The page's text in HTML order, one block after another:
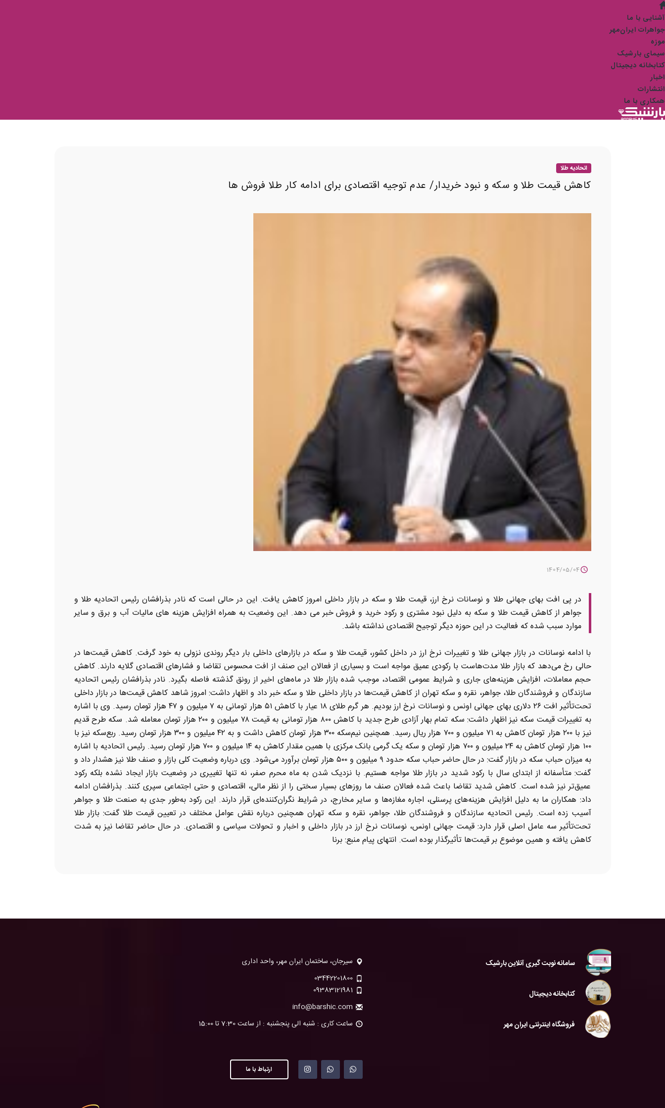
آشنایی با ما
جواهرات ایران‌مهر
موزه
سیمای بارشیک
کتابخانه دیجیتال
اخبار
انتشارات
همکاری با ما
اتحادیه طلا
کاهش قیمت طلا و سکه و نبود خریدار/ عدم توجیه اقتصادی برای ادامه کار طلا فروش ها
1404/05/04
در پی افت بهای جهانی طلا و نوسانات نرخ ارز، قیمت طلا و سکه در بازار داخلی امروز کاهش یافت. این در حالی است که نادر بذرافشان رئیس اتحادیه طلا و
جواهر از کاهش قیمت طلا و سکه به دلیل نبود مشتری و رکود خرید و فروش خبر می دهد. این وضعیت به همراه افزایش هزینه های مالیات آب و برق و سایر
موارد سبب شده که فعالیت در این حوزه دیگر توجیح اقتصادی نداشته باشد.
با ادامه نوسانات در بازار جهانی طلا و تغییرات نرخ ارز در داخل کشور، قیمت طلا و سکه در بازارهای داخلی بار دیگر روندی نزولی به خود گرفت. کاهش قیمت‌ها در
حالی رخ می‌دهد که بازار طلا مدت‌هاست با رکودی عمیق مواجه است و بسیاری از فعالان این صنف از افت محسوس تقاضا و فشارهای اقتصادی گلایه دارند. کاهش
حجم معاملات، افزایش هزینه‌های جاری و شرایط عمومی اقتصاد، موجب شده بازار طلا در ماه‌های اخیر از رونق گذشته فاصله بگیرد. نادر بذرافشان رئیس اتحادیه
سازندگان و فروشندگان طلا، جواهر، نقره و سکه تهران از کاهش قیمت‌ها در بازار داخلی طلا و سکه خبر داد و اظهار داشت: امروز شاهد کاهش قیمت‌ها در بازار داخلی
تحت‌تأثیر افت ۲۶ دلاری بهای جهانی اونس و نوسانات نرخ ارز بودیم. هر گرم طلای ۱۸ عیار با کاهش ۵۱ هزار تومانی به ۷ میلیون و ۴۷ هزار تومان رسید. وی با اشاره
به تغییرات قیمت سکه نیز اظهار داشت: سکه تمام بهار آزادی طرح جدید با کاهش ۸۰۰ هزار تومانی به قیمت ۷۸ میلیون و ۲۰۰ هزار تومان معامله شد. سکه طرح قدیم
نیز با ۲۰۰ هزار تومان کاهش به ۷۱ میلیون و ۷۰۰ هزار ریال رسید. همچنین نیم‌سکه ۳۰۰ هزار تومان کاهش داشت و به ۴۲ میلیون و ۳۰۰ هزار تومان رسید. ربع‌سکه نیز با
۱۰۰ هزار تومان کاهش به ۲۴ میلیون و ۷۰۰ هزار تومان و سکه یک گرمی بانک مرکزی با همین مقدار کاهش به ۱۴ میلیون و ۷۰۰ هزار تومان رسید. رئیس اتحادیه با اشاره
به میزان حباب سکه در بازار گفت: در حال حاضر حباب سکه حدود ۹ میلیون و ۵۰۰ هزار تومان برآورد می‌شود. وی درباره وضعیت کلی بازار و صنف طلا نیز هشدار داد و
گفت: متأسفانه از ابتدای سال با رکود شدید در بازار طلا مواجه هستیم. با نزدیک شدن به ماه محرم صفر، نه تنها تغییری در وضعیت بازار ایجاد نشده بلکه رکود
عمیق‌تر نیز شده است. کاهش شدید تقاضا باعث شده فعالان صنف ما روز‌های بسیار سختی را از نظر مالی، اقتصادی و حتی اجتماعی سپری کنند. بذرافشان ادامه
داد: همکاران ما به دلیل افزایش هزینه‌های پرسنلی، اجاره مغازه‌ها و سایر مخارج، در شرایط نگران‌کننده‌ای قرار دارند. این رکود به‌طور جدی به صنعت طلا و جواهر
آسیب زده است. رئیس اتحادیه سازندگان و فروشندگان طلا، جواهر، نقره و سکه تهران همچنین درباره نقش عوامل مختلف در تعیین قیمت طلا گفت: بازار طلا
تحت‌تأثیر سه عامل اصلی قرار دارد: قیمت جهانی اونس، نوسانات نرخ ارز در بازار داخلی و اخبار و تحولات سیاسی و اقتصادی. در حال حاضر تقاضا نیز به شدت
کاهش یافته و همین موضوع بر قیمت‌ها تأثیرگذار بوده است. انتهای پیام منبع: برنا
سامانه نوبت گیری آنلاین بارشیک
کتابخانه دیجیتال
فروشگاه اینترنتی ایران مهر
سیرجان، ساختمان ایران مهر، واحد اداری
03442201800
09383121981
info@barshic.com
ساعت کاری : شنبه الی پنجشنبه : از ساعت 7:30 تا 15:00
ارتباط با ما